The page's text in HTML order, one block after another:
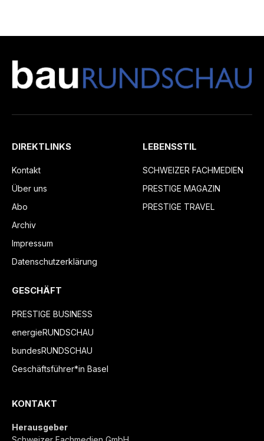
DIREKTLINKS
Kontakt
Über uns
Abo
Archiv
Impressum
Datenschutzerklärung
LEBENSSTIL
SCHWEIZER FACHMEDIEN
PRESTIGE MAGAZIN
PRESTIGE TRAVEL
GESCHÄFT
PRESTIGE BUSINESS
energieRUNDSCHAU
bundesRUNDSCHAU
Geschäftsführer*in Basel
KONTAKT
Herausgeber